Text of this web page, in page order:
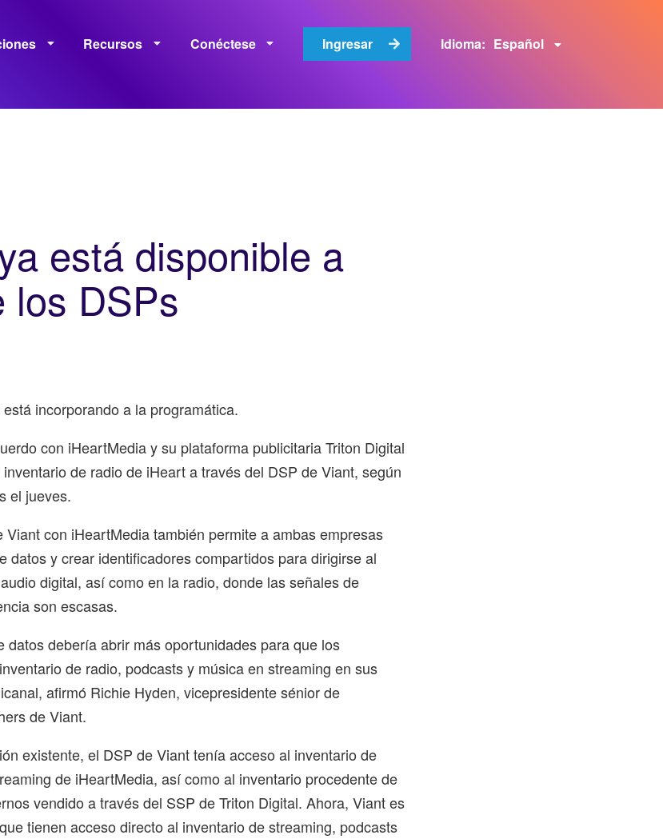
Recursos Conéctese Ingresar Idioma: Español
está disponible a
los DSPs
incorporando a la programática.
con iHeartMedia y su plataforma publicitaria Triton Digital
de radio de iHeart a través del DSP de Viant, según
el jueves.
Viant con iHeartMedia también permite a ambas empresas
datos y crear identificadores compartidos para dirigirse al
digital, así como en la radio, donde las señales de
son escasas.
datos debería abrir más oportunidades para que los
de radio, podcasts y música en streaming en sus
afirmó Richie Hyden, vicepresidente sénior de
de Viant.
existente, el DSP de Viant tenía acceso al inventario de
de iHeartMedia, así como al inventario procedente de
vendido a través del SSP de Triton Digital. Ahora, Viant es
tienen acceso directo al inventario de streaming, podcasts